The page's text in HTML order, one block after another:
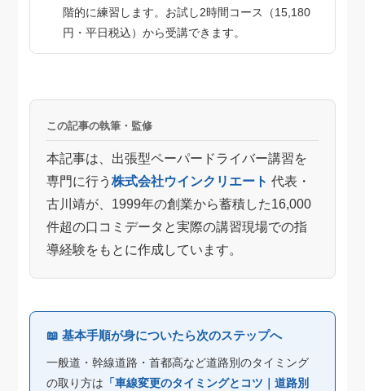
階的に練習します。お試し2時間コース（15,180
円・平日税込）から受講できます。
この記事の執筆・監修
本記事は、出張型ペーパードライバー講習を
専門に行う株式会社ウインクリエート 代表・
古川靖が、1999年の創業から蓄積した16,000
件超の口コミデータと実際の講習現場での指
導経験をもとに作成しています。
📖 基本手順が身についたら次のステップへ
一般道・幹線道路・首都高など道路別のタイミング
の取り方は 「車線変更のタイミングとコツ｜道路別